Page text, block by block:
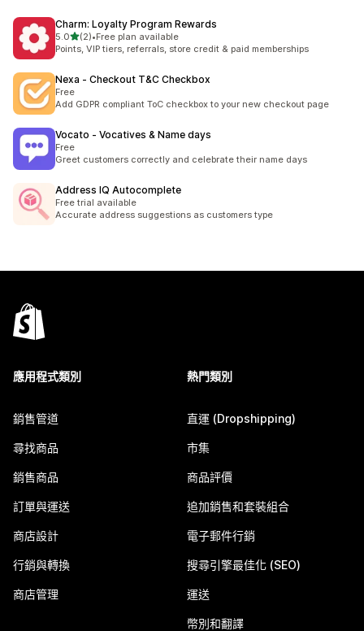
Charm: Loyalty Program Rewards
5.0滿分 5 顆星
(2)
共有 2 則評價
•Free plan available
Points, VIP tiers, referrals, store credit & paid memberships
Nexa ‑ Checkout T&C Checkbox
Free
Add GDPR compliant ToC checkbox to your new checkout page
Vocato ‑ Vocatives & Name days
Free
Greet customers correctly and celebrate their name days
Address IQ Autocomplete
Free trial available
Accurate address suggestions as customers type
應用程式類別
銷售管道
尋找商品
銷售商品
訂單與運送
商店設計
行銷與轉換
商店管理
熱門類別
直運 (Dropshipping)
市集
商品評價
追加銷售和套裝組合
電子郵件行銷
搜尋引擎最佳化 (SEO)
運送
幣別和翻譯